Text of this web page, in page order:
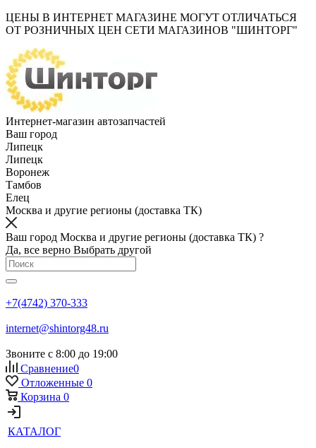
ЦЕНЫ В ИНТЕРНЕТ МАГАЗИНЕ МОГУТ ОТЛИЧАТЬСЯ
ОТ РОЗНИЧНЫХ ЦЕН СЕТИ МАГАЗИНОВ "ШИНТОРГ"
Интернет-магазин автозапчастей
Ваш город
Липецк
Липецк
Воронеж
Тамбов
Елец
Москва и другие регионы (доставка ТК)
Ваш город Москва и другие регионы (доставка ТК) ?
Да, все верно Выбрать другой
+7(4742) 370-333
internet@shintorg48.ru
Звоните с 8:00 до 19:00
Сравнение0
Отложенные 0
Корзина 0
КАТАЛОГ